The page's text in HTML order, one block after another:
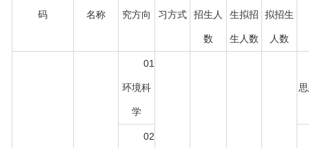
码 名称 究方向 习方式 招生人
数
生拟招
生人数
拟招生
人数
01
环境科
学
02